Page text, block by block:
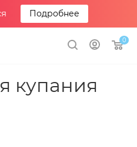
Подробнее
0
купания